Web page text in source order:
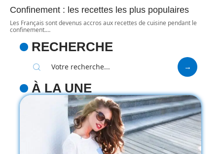
Confinement : les recettes les plus populaires
Les Français sont devenus accros aux recettes de cuisine pendant le
confinement.…
RECHERCHE
À LA UNE